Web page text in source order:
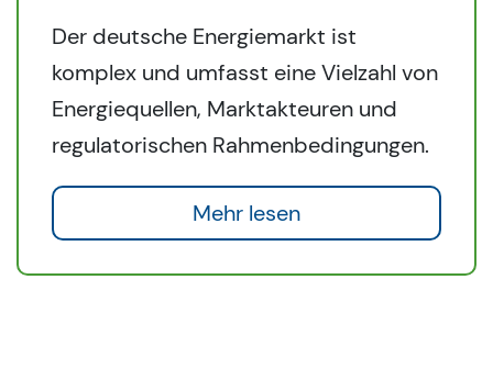
Der deutsche Energiemarkt ist
komplex und umfasst eine Vielzahl von
Energiequellen, Marktakteuren und
regulatorischen Rahmenbedingungen.
Mehr lesen